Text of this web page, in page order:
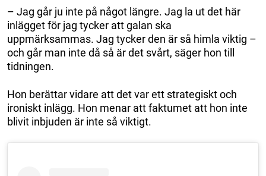
– Jag går ju inte på något längre. Jag la ut det här
inlägget för jag tycker att galan ska
uppmärksammas. Jag tycker den är så himla viktig –
och går man inte då så är det svårt, säger hon till
tidningen.
Hon berättar vidare att det var ett strategiskt och
ironiskt inlägg. Hon menar att faktumet att hon inte
blivit inbjuden är inte så viktigt.